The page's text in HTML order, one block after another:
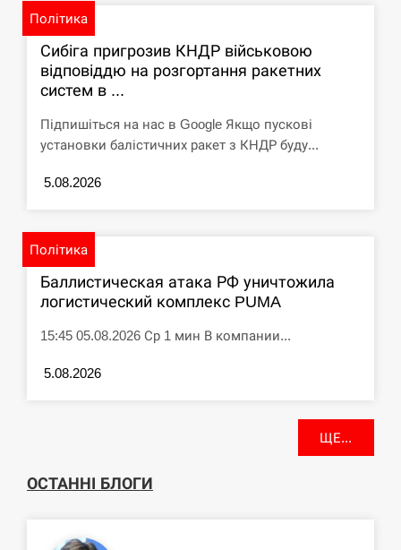
Політика
Сибіга пригрозив КНДР військовою
відповіддю на розгортання ракетних
систем в ...
Підпишіться на нас в Google Якщо пускові
установки балістичних ракет з КНДР буду...
5.08.2026
Політика
Баллистическая атака РФ уничтожила
логистический комплекс PUMA
15:45 05.08.2026 Ср 1 мин В компании...
5.08.2026
ЩЕ...
ОСТАННІ БЛОГИ